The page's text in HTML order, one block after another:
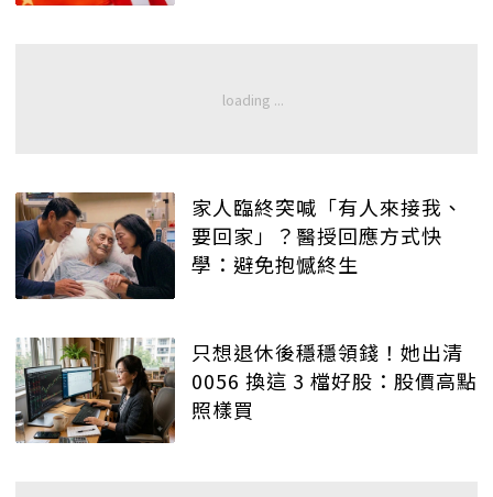
家人臨終突喊「有人來接我、
要回家」？醫授回應方式快
學：避免抱憾終生
只想退休後穩穩領錢！她出清
0056 換這 3 檔好股：股價高點
照樣買